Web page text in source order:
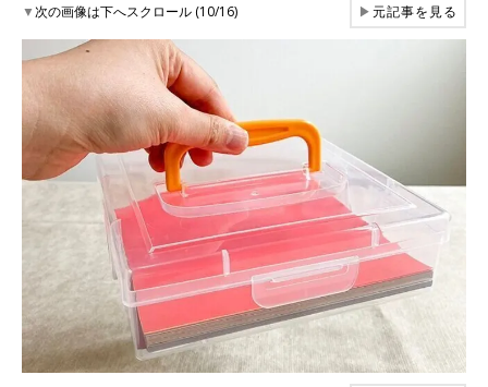
▼次の画像は下へスクロール (10/16) ▶元記事を見る